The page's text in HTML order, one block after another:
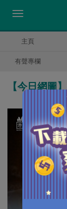
主頁
有聲專欄
【今日網圖